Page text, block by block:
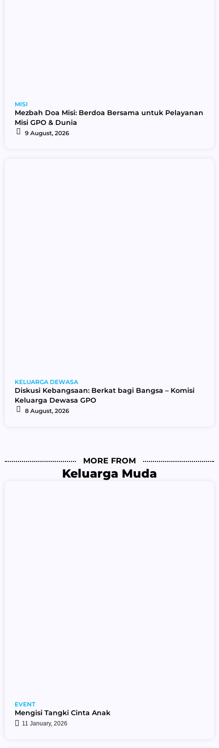
MISI
Mezbah Doa Misi: Berdoa Bersama untuk Pelayanan
Misi GPO & Dunia
9 August, 2026
KELUARGA DEWASA
Diskusi Kebangsaan: Berkat bagi Bangsa – Komisi
Keluarga Dewasa GPO
8 August, 2026
MORE FROM
Keluarga Muda
EVENT
Mengisi Tangki Cinta Anak
11 January, 2026